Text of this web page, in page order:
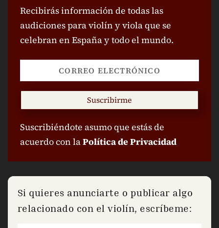
Recibirás información de todas las
audiciones para violín y viola que se
celebran en España y todo el mundo.
Suscribirme
Suscribiéndote asumo que estás de
acuerdo con laPolítica de Privacidad
Si quieres anunciarte o publicar algo
relacionado con el violín, escríbeme: